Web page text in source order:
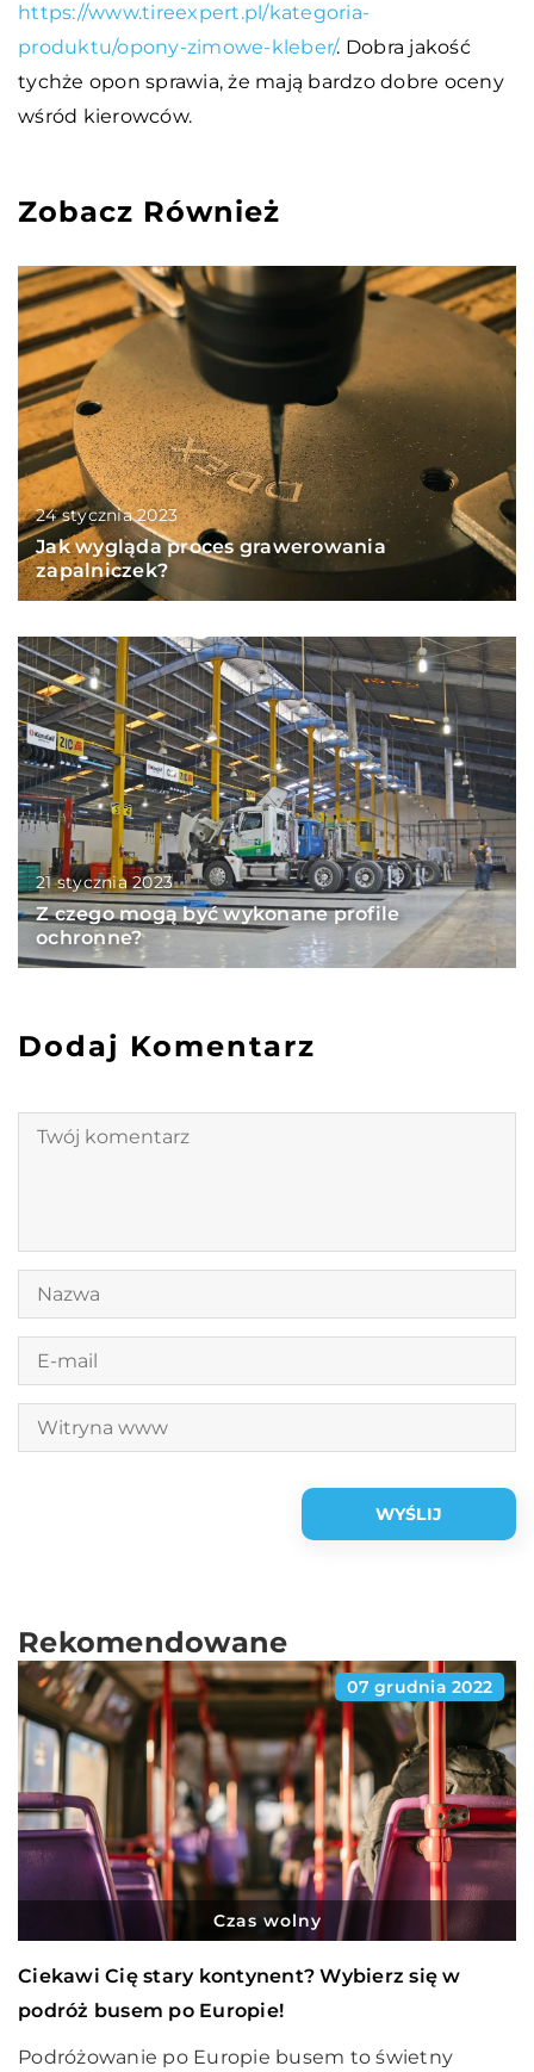
https://www.tireexpert.pl/kategoria-
produktu/opony-zimowe-kleber/. Dobra jakość
tychże opon sprawia, że mają bardzo dobre oceny
wśród kierowców.
Zobacz Również
24 stycznia 2023
Jak wygląda proces grawerowania
zapalniczek?
21 stycznia 2023
Z czego mogą być wykonane profile
ochronne?
Dodaj Komentarz
Rekomendowane
07 grudnia 2022
Czas wolny
Ciekawi Cię stary kontynent? Wybierz się w
podróż busem po Europie!
Podróżowanie po Europie busem to świetny